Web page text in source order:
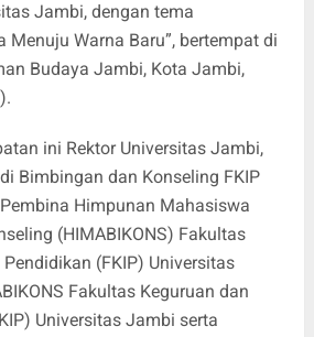
Jambi, dengan tema
Menuju Warna Baru”, bertempat di
Budaya Jambi, Kota Jambi,
ini Rektor Universitas Jambi,
Bimbingan dan Konseling FKIP
Himpunan Mahasiswa
(HIMABIKONS) Fakultas
(FKIP) Universitas
Fakultas Keguruan dan
Universitas Jambi serta